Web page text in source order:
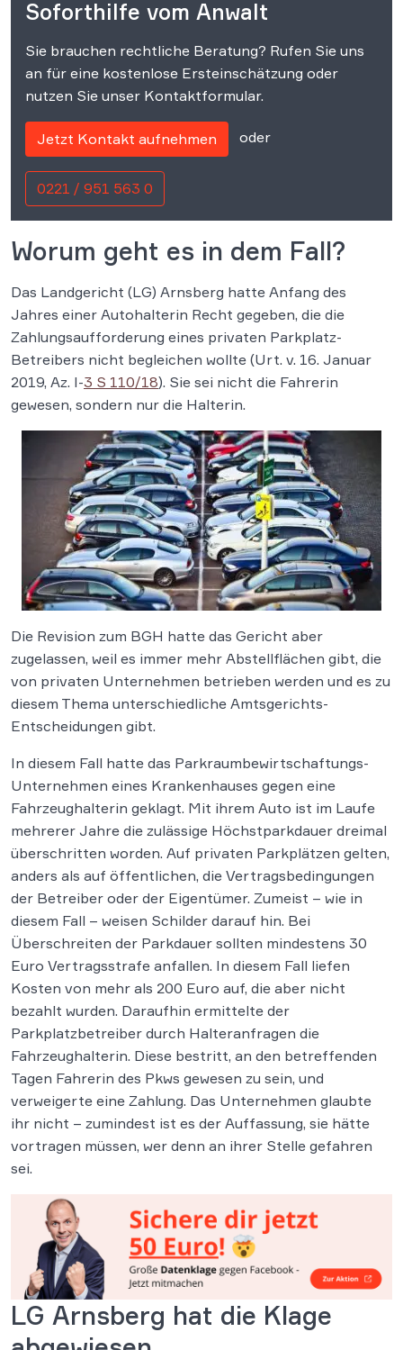
Soforthilfe vom Anwalt
Sie brauchen rechtliche Beratung? Rufen Sie uns
an für eine kostenlose Ersteinschätzung oder
nutzen Sie unser Kontaktformular.
Jetzt Kontakt aufnehmen oder
0221 / 951 563 0
Worum geht es in dem Fall?
Das Landgericht (LG) Arnsberg hatte Anfang des
Jahres einer Autohalterin Recht gegeben, die die
Zahlungsaufforderung eines privaten Parkplatz-
Betreibers nicht begleichen wollte (Urt. v. 16. Januar
2019, Az. I-3 S 110/18). Sie sei nicht die Fahrerin
gewesen, sondern nur die Halterin.
Die Revision zum BGH hatte das Gericht aber
zugelassen, weil es immer mehr Abstellflächen gibt, die
von privaten Unternehmen betrieben werden und es zu
diesem Thema unterschiedliche Amtsgerichts-
Entscheidungen gibt.
In diesem Fall hatte das Parkraumbewirtschaftungs-
Unternehmen eines Krankenhauses gegen eine
Fahrzeughalterin geklagt. Mit ihrem Auto ist im Laufe
mehrerer Jahre die zulässige Höchstparkdauer dreimal
überschritten worden. Auf privaten Parkplätzen gelten,
anders als auf öffentlichen, die Vertragsbedingungen
der Betreiber oder der Eigentümer. Zumeist – wie in
diesem Fall – weisen Schilder darauf hin. Bei
Überschreiten der Parkdauer sollten mindestens 30
Euro Vertragsstrafe anfallen. In diesem Fall liefen
Kosten von mehr als 200 Euro auf, die aber nicht
bezahlt wurden. Daraufhin ermittelte der
Parkplatzbetreiber durch Halteranfragen die
Fahrzeughalterin. Diese bestritt, an den betreffenden
Tagen Fahrerin des Pkws gewesen zu sein, und
verweigerte eine Zahlung. Das Unternehmen glaubte
ihr nicht – zumindest ist es der Auffassung, sie hätte
vortragen müssen, wer denn an ihrer Stelle gefahren
sei.
LG Arnsberg hat die Klage